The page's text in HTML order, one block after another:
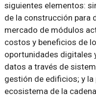
siguientes elementos:
de la construcción para
mercado de módulos
costos y beneficios de
oportunidades digitales
datos a través de
gestión de edificios; y
ecosistema de la